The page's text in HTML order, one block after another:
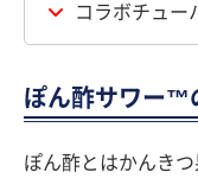
コラボチュー
ぽん酢サワー™
ぽん酢とはかんき